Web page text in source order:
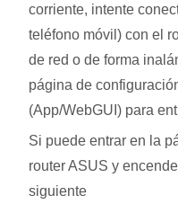
corriente, intente
teléfono móvil) con el
de red o de forma
página de
(App/WebGUI) para
Si puede entrar en la
router ASUS y
siguiente